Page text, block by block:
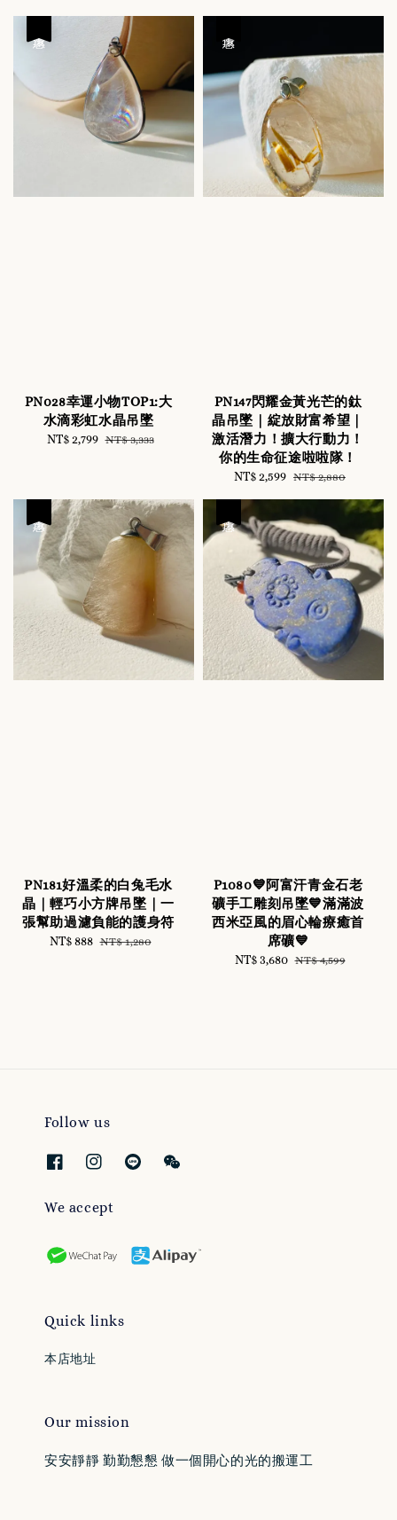
PN028幸運小物TOP1:大
水滴彩虹水晶吊墜
Sale
NT$ 2,799 Regular
NT$ 3,333
PN147閃耀金黃光芒的鈦
晶吊墜｜綻放財富希望｜
激活潛力！擴大行動力！
你的生命征途啦啦隊！
Sale
NT$ 2,599 Regular
NT$ 2,880
PN181好溫柔的白兔毛水
晶｜輕巧小方牌吊墜｜一
張幫助過濾負能的護身符
Sale
NT$ 888 Regular
NT$ 1,280
P1080💙阿富汗青金石老
礦手工雕刻吊墜💙滿滿波
西米亞風的眉心輪療癒首
席礦💙
Sale
NT$ 3,680 Regular
NT$ 4,599
Follow us
We accept
Quick links
本店地址
Our mission
安安靜靜 勤勤懇懇 做一個開心的光的搬運工